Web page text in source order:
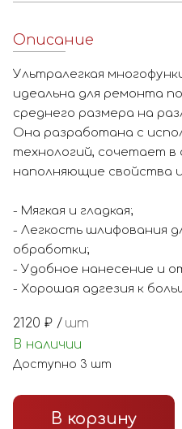
Описание
Ультралегкая
идеальна для ремонта
среднего размера на
Она разработана с
технологий, сочетает в
наполняющие свойства
- Мягкая и гладкая;
- Легкость шлифования
обработки;
- Удобное нанесение и
- Хорошая адгезия к
2120 ₽ / шт
В наличии
Доступно 3 шт
В корзину